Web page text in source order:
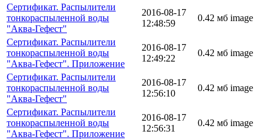
Сертификат. Распылители
тонкораспыленной воды
"Аква-Гефест"
2016-08-17
12:48:59
0.42 мб image
Сертификат. Распылители
тонкораспыленной воды
"Аква-Гефест". Приложение
2016-08-17
12:49:22
0.42 мб image
Сертификат. Распылители
тонкораспыленной воды
"Аква-Гефест"
2016-08-17
12:56:10
0.42 мб image
Сертификат. Распылители
тонкораспыленной воды
"Аква-Гефест". Приложение
2016-08-17
12:56:31
0.42 мб image